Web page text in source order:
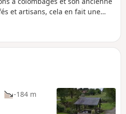
et artisans, cela en fait une
-184 m